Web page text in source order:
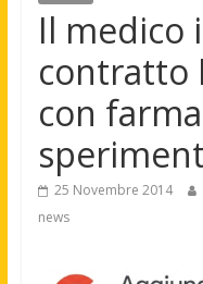
Il medico
contratto
con
25 Novembre 2014
news